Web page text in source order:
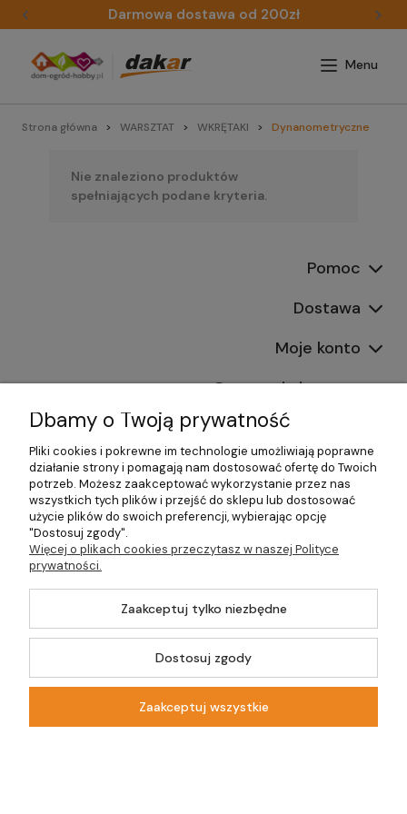
Darmowa dostawa od 200zł
Strona główna WARSZTAT WKRĘTAKI Dynanometryczne
Nie znaleziono produktów
spełniających podane kryteria.
Pomoc
Dostawa
Moje konto
Gwarancja i zwroty
©2026 Wszelkie Prawa Zastrzeżone | DOM-OGRÓD-HOBBY.PL
Szablon Master byEcommercy
Pokaż pełną wersję strony
Sklep internetowy Shoper.pl
Dbamy o Twoją prywatność
Pliki cookies i pokrewne im technologie umożliwiają poprawne
działanie strony i pomagają nam dostosować ofertę do Twoich
potrzeb. Możesz zaakceptować wykorzystanie przez nas
wszystkich tych plików i przejść do sklepu lub dostosować
użycie plików do swoich preferencji, wybierając opcję
"Dostosuj zgody".
Więcej o plikach cookies przeczytasz w naszej Polityce
prywatności.
Zaakceptuj tylko niezbędne
Dostosuj zgody
Zaakceptuj wszystkie